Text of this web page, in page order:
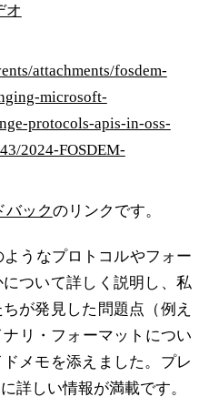
オ
attachments/fosdem-
microsoft-
protocols-apis-in-oss-
2024-FOSDEM-
バックのリンクです。
ようなプロトコルやフォー
ついて詳しく説明し、私
が発見した問題点（例え
リ・フォーマットについ
メモを添えました。プレ
詳しい情報が満載です。